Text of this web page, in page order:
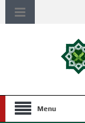
Menu